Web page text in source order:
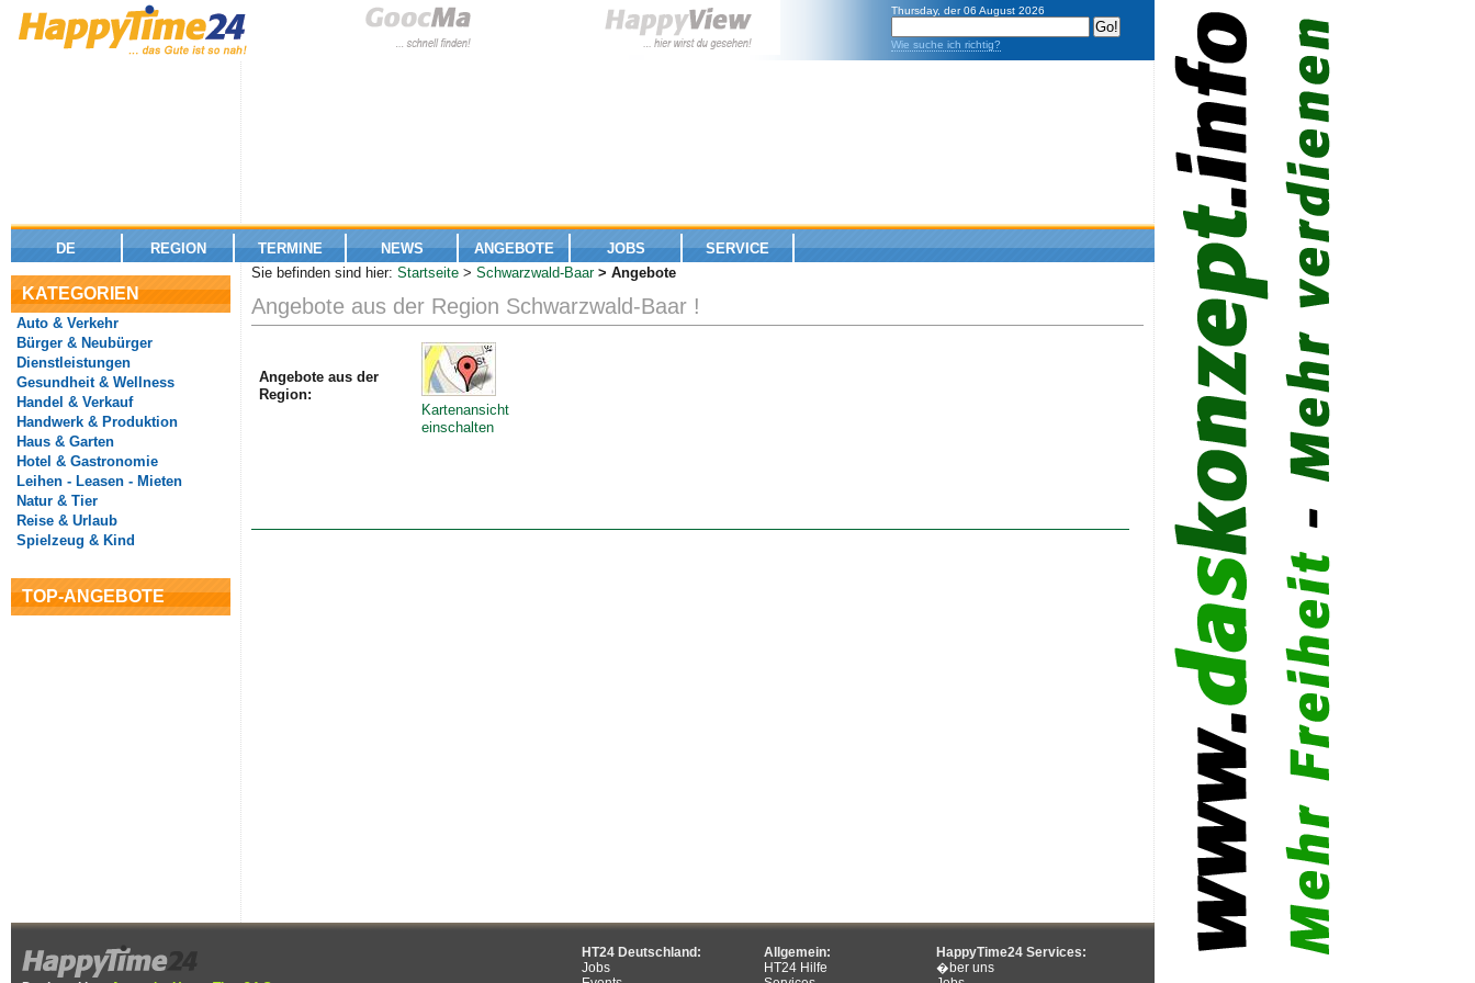
Thursday, der 06 August 2026
Wie suche ich richtig?
DE REGION TERMINE NEWS ANGEBOTE JOBS SERVICE
KATEGORIEN
Auto & Verkehr
Bürger & Neubürger
Dienstleistungen
Gesundheit & Wellness
Handel & Verkauf
Handwerk & Produktion
Haus & Garten
Hotel & Gastronomie
Leihen - Leasen - Mieten
Natur & Tier
Reise & Urlaub
Spielzeug & Kind
TOP-ANGEBOTE
Sie befinden sind hier: Startseite > Schwarzwald-Baar> Angebote
Angebote aus der Region Schwarzwald-Baar !
Angebote aus der
Region:
Kartenansicht
einschalten
HT24 Deutschland:
Jobs
Allgemein:
HT24 Hilfe
HappyTime24 Services:
�ber uns